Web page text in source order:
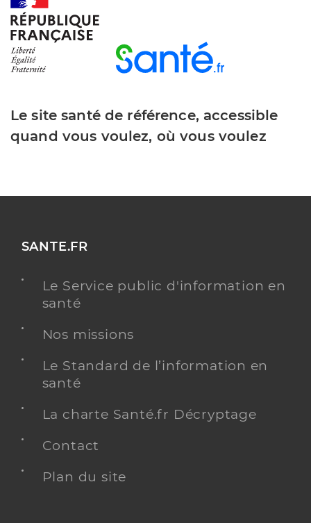
Le site santé de référence, accessible
quand vous voulez, où vous voulez
SANTE.FR
Le Service public d'information en
santé
Nos missions
Le Standard de l’information en
santé
La charte Santé.fr Décryptage
Contact
Plan du site